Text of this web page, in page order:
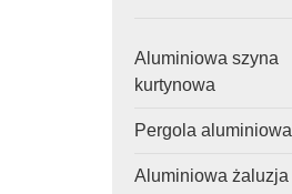
Aluminiowa szyna
kurtynowa
Pergola aluminiowa
Aluminiowa żaluzja